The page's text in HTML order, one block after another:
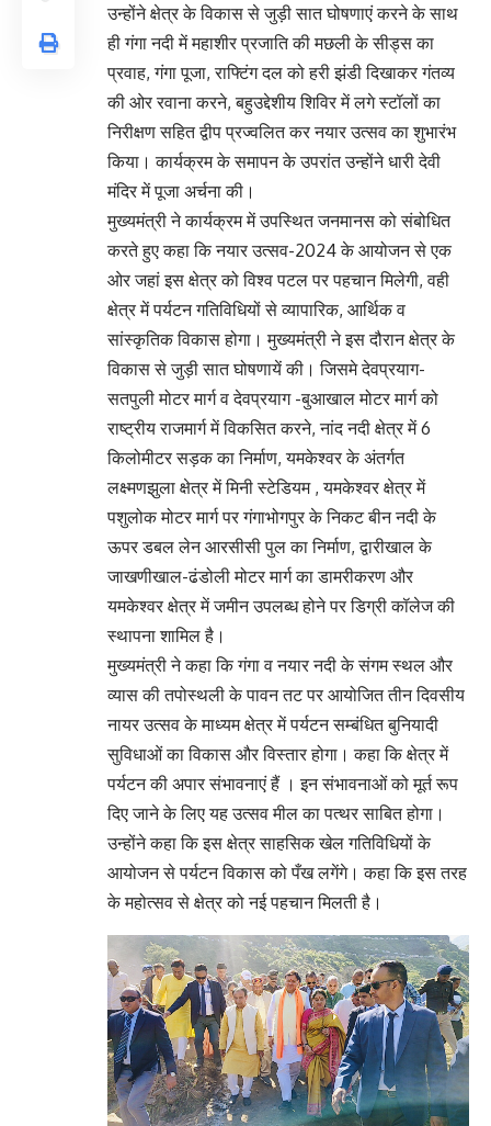
उन्होंने क्षेत्र के विकास से जुड़ी सात घोषणाएं करने के साथ
ही गंगा नदी में महाशीर प्रजाति की मछली के सीड्स का
प्रवाह, गंगा पूजा, राफ्टिंग दल को हरी झंडी दिखाकर गंतव्य
की ओर रवाना करने, बहुउद्देशीय शिविर में लगे स्टॉलों का
निरीक्षण सहित द्वीप प्रज्वलित कर नयार उत्सव का शुभारंभ
किया। कार्यक्रम के समापन के उपरांत उन्होंने धारी देवी
मंदिर में पूजा अर्चना की।
मुख्यमंत्री ने कार्यक्रम में उपस्थित जनमानस को संबोधित
करते हुए कहा कि नयार उत्सव-2024 के आयोजन से एक
ओर जहां इस क्षेत्र को विश्व पटल पर पहचान मिलेगी, वही
क्षेत्र में पर्यटन गतिविधियों से व्यापारिक, आर्थिक व
सांस्कृतिक विकास होगा। मुख्यमंत्री ने इस दौरान क्षेत्र के
विकास से जुड़ी सात घोषणायें की। जिसमे देवप्रयाग-
सतपुली मोटर मार्ग व देवप्रयाग -बुआखाल मोटर मार्ग को
राष्ट्रीय राजमार्ग में विकसित करने, नांद नदी क्षेत्र में 6
किलोमीटर सड़क का निर्माण, यमकेश्वर के अंतर्गत
लक्ष्मणझुला क्षेत्र में मिनी स्टेडियम , यमकेश्वर क्षेत्र में
पशुलोक मोटर मार्ग पर गंगाभोगपुर के निकट बीन नदी के
ऊपर डबल लेन आरसीसी पुल का निर्माण, द्वारीखाल के
जाखणीखाल-ढंडोली मोटर मार्ग का डामरीकरण और
यमकेश्वर क्षेत्र में जमीन उपलब्ध होने पर डिग्री कॉलेज की
स्थापना शामिल है।
मुख्यमंत्री ने कहा कि गंगा व नयार नदी के संगम स्थल और
व्यास की तपोस्थली के पावन तट पर आयोजित तीन दिवसीय
नायर उत्सव के माध्यम क्षेत्र में पर्यटन सम्बंधित बुनियादी
सुविधाओं का विकास और विस्तार होगा। कहा कि क्षेत्र में
पर्यटन की अपार संभावनाएं हैं । इन संभावनाओं को मूर्त रूप
दिए जाने के लिए यह उत्सव मील का पत्थर साबित होगा।
उन्होंने कहा कि इस क्षेत्र साहसिक खेल गतिविधियों के
आयोजन से पर्यटन विकास को पँख लगेंगे। कहा कि इस तरह
के महोत्सव से क्षेत्र को नई पहचान मिलती है।